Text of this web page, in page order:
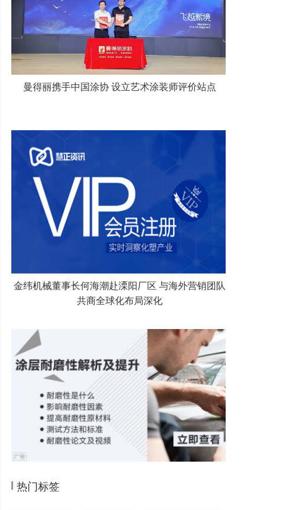
曼得丽携手中国涂协 设立艺术涂装师评价站点
金纬机械董事长何海潮赴溧阳厂区 与海外营销团队
共商全球化布局深化
热门标签